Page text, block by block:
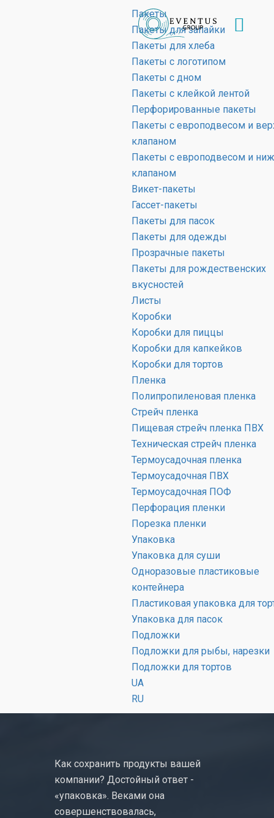
Пакеты
Пакеты для запайки
Пакеты для хлеба
Пакеты с логотипом
Пакеты с дном
Пакеты с клейкой лентой
Перфорированные пакеты
Пакеты с европодвесом и
клапаном
Пакеты с европодвесом и
клапаном
Викет-пакеты
Гассет-пакеты
Пакеты для пасок
Пакеты для одежды
Прозрачные пакеты
Пакеты для рождественских
вкусностей
Листы
Коробки
Коробки для пиццы
Коробки для капкейков
Коробки для тортов
Пленка
Полипропиленовая пленка
Стрейч пленка
Пищевая стрейч пленка ПВХ
Техническая стрейч пленка
Термоусадочная пленка
Термоусадочная ПВХ
Термоусадочная ПОФ
Перфорация пленки
Порезка пленки
Упаковка
Упаковка для суши
Одноразовые пластиковые
контейнера
Пластиковая упаковка для
Упаковка для пасок
Подложки
Подложки для рыбы, нарезки
Подложки для тортов
UA
RU
Цены на
подложки для
рыбы
Количество
в упаковке
Подложка
прямоугольная
100 шт.
Подложка
прямоугольная
100 шт.
Подложка
прямоугольная
100 шт.
Как сохранить продукты вашей
компании? Достойный ответ -
«упаковка». Веками она
совершенствовалась,